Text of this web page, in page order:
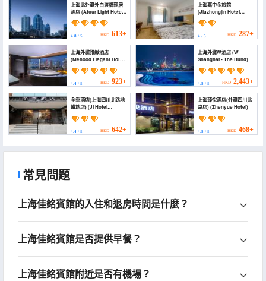
上海北外灘外白渡橋輕居
酒店 (Atour Light Hotel
Shanghai The Bund
Wusong Road)
4.8 / 5 HKD 613+
上海嘉中金旅館
(Jiazhongjin Hotel
Shanghai)
4/ 5 HKD 287+
上海外灘雅緻酒店
(Mehood Elegant Hotel
Shanghai Bund)
4.4 / 5 HKD 923+
上海外灘W酒店 (W
Shanghai - The Bund)
4.5/ 5 HKD 2,443+
全季酒店(上海四川北路地
鐵站店) (JI Hotel
(Shanghai Sichuan
North Road Metro
Station))
4.4 / 5 HKD 642+
上海臻悅酒店(外灘四川北
路店) (Zhenyue Hotel)
4.5/ 5 HKD 468+
常見問題
上海佳銘賓館的入住和退房時間是什麼？
上海佳銘賓館是否提供早餐？
上海佳銘賓館附近是否有機場？